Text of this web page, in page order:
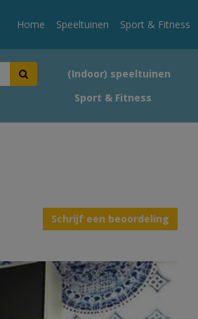
Home Speeltuinen Sport & Fitness
(Indoor) speeltuinen
Sport & Fitness
Schrijf een beoordeling